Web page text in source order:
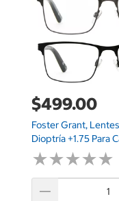
$499.00
Foster Grant,
Dioptría +1.75 Para
★★★★★
★★★★★